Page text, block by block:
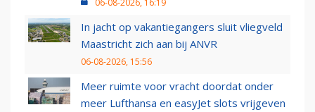
06-08-2026, 16:19
In jacht op vakantiegangers sluit vliegveld
Maastricht zich aan bij ANVR
06-08-2026, 15:56
Meer ruimte voor vracht doordat onder
meer Lufthansa en easyJet slots vrijgeven